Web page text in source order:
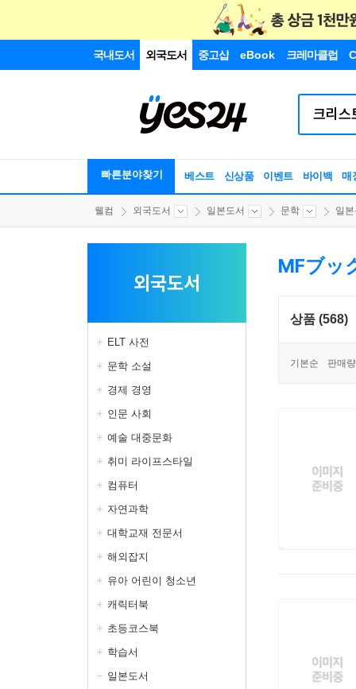
국내도서 외국도서 중고샵 eBook 크레마클럽
빠른분야찾기 베스트 신상품 이벤트 바이백 매
웰컴 외국도서 일본도서 문학 일
외국도서
ELT 사전
문학 소설
경제 경영
인문 사회
예술 대중문화
취미 라이프스타일
컴퓨터
자연과학
대학교재 전문서
해외잡지
유아 어린이 청소년
캐릭터북
초등코스북
학습서
일본도서
MFブッ
상품 (568)
기본순 판매